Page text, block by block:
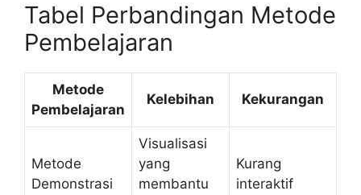
Tabel Perbandingan Metode
Pembelajaran
Metode
Pembelajaran
Kelebihan Kekurangan
Metode
Demonstrasi
Visualisasi
yang
membantu
Kurang
interaktif